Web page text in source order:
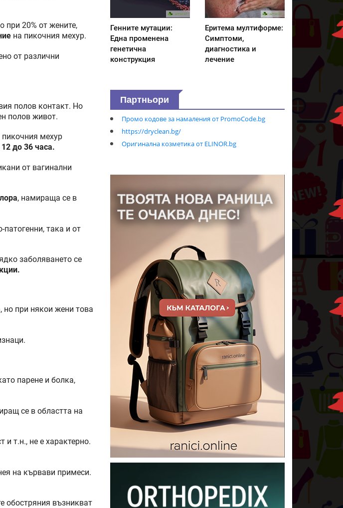
при 20% от жените,
на пикочния мехур.
от различни
полов контакт. Но
полов живот.
пикочния мехур
до 36 часа.
от вагинални
, намираща се в
така и от
заболяването се
, но при някои жени това
парене и болка,
се в областта на
т.н., не е характерно.
на кървави примеси.
обостряния възникват
Генните мутации:
Една променена
генетична
конструкция
Еритема мултиформе:
Симптоми,
диагностика и
лечение
Партньори
Промо кодове за намаления от PromoCode.bg
https://dryclean.bg/
Оригинална козметика от ELINOR.bg